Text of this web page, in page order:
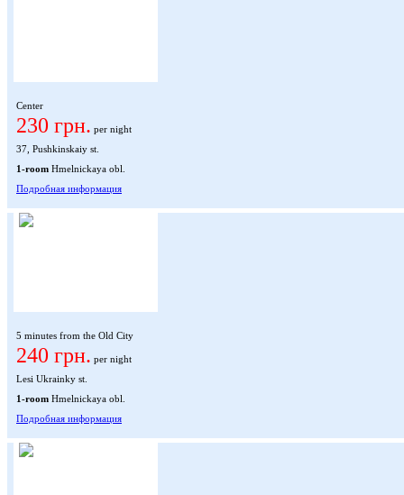
Center
230 грн. per night
37, Pushkinskaiy st.
1-room Hmelnickaya obl.
Подробная информация
5 minutes from the Old City
240 грн. per night
Lesi Ukrainky st.
1-room Hmelnickaya obl.
Подробная информация